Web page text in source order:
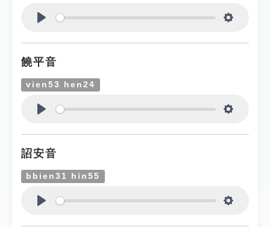
饒平音
vien53 hen24
詔安音
bbien31 hin55